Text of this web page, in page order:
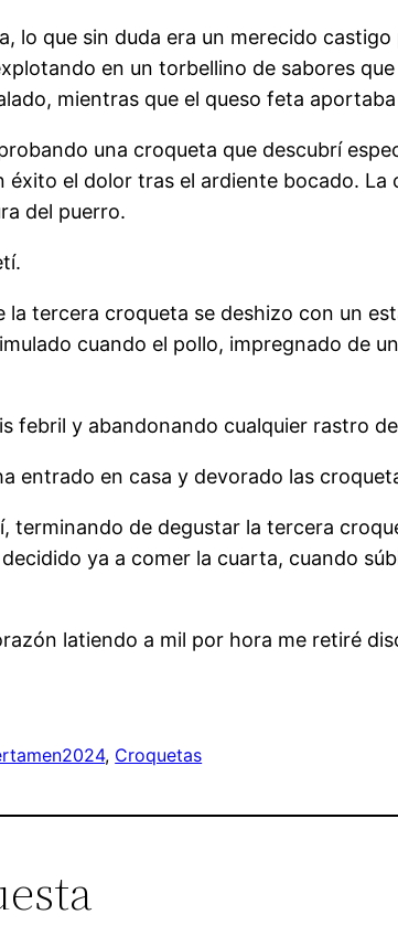
lo que sin duda era un merecido
en un torbellino de sabores
mientras que el queso feta
una croqueta que descubrí
el dolor tras el ardiente bocado.
del puerro.
tercera croqueta se deshizo con un
cuando el pollo, impregnado de
febril y abandonando cualquier rastro
entrado en casa y devorado las
terminando de degustar la tercera
ya a comer la cuarta, cuando
latiendo a mil por hora me retiré
, Croquetas